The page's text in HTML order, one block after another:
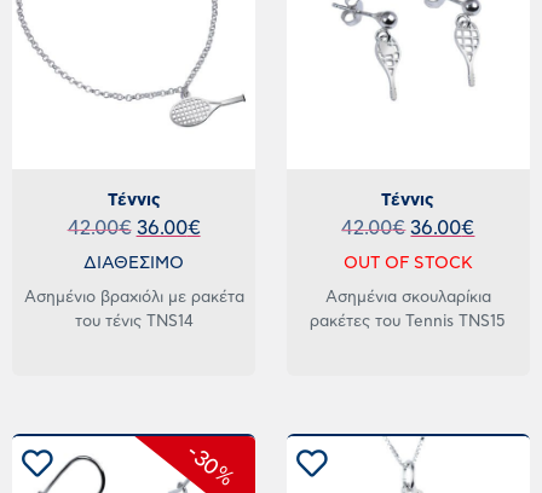
Τέννις
42.00€ 36.00€
ΔΙΑΘΕΣΙΜΟ
Ασημένιο βραχιόλι με ρακέτα
του τένις TNS14
Τέννις
42.00€ 36.00€
OUT OF STOCK
Ασημένια σκουλαρίκια
ρακέτες του Tennis TNS15
-30%